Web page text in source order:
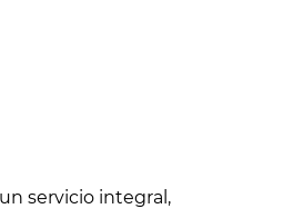
servicio integral,